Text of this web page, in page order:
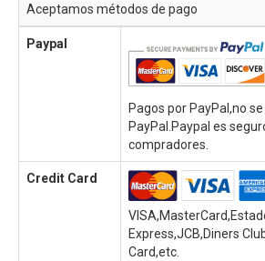
Aceptamos métodos de pago
Paypal
Pagos por PayPal,no
PayPal.Paypal es
compradores.
Credit Card
Express,JCB,Diners
Card,etc.